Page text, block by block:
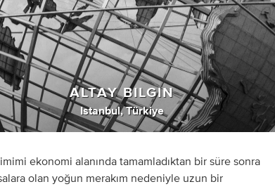
ALTAY BILGIN
Istanbul, Türkiye
ekonomi alanında tamamladıktan bir süre sonra
olan yoğun merakım nedeniyle uzun bir